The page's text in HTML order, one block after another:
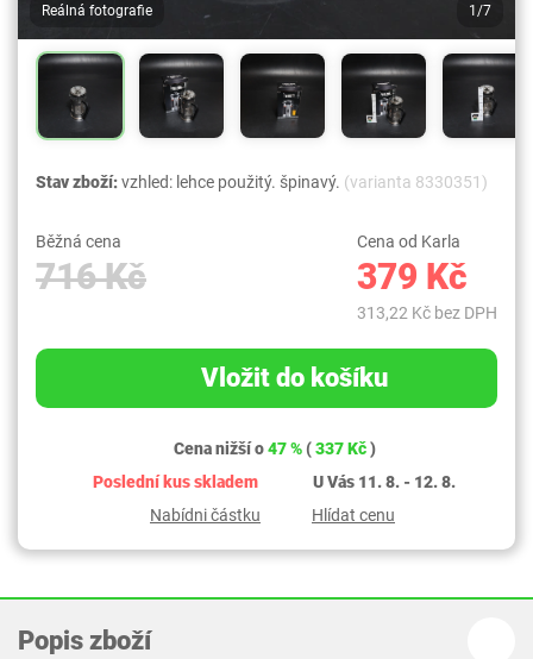
Reálná fotografie 1/7
Stav zboží:vzhled: lehce použitý. špinavý. (varianta 8330351)
Běžná cena
716 Kč
Cena od Karla
379 Kč
313,22 Kč bez DPH
Vložit do košíku
Cena nižší o47 %(337 Kč)
Poslední kus skladem
U Vás 11. 8. - 12. 8.
Nabídni částku
Hlídat cenu
Popis zboží